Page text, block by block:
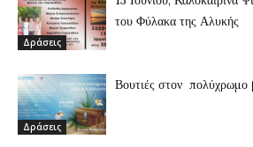
Δράσεις
του Φύλακα της Αλυκής
Δράσεις
Βουτιές στον πολύχρωμο